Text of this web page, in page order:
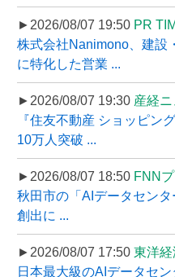
►2026/08/07 19:50 PR
株式会社Nanimono、建設
に特化した営業 ...
►2026/08/07 19:30 産経
『住友不動産 ショッピン
10万人突破 ...
►2026/08/07 18:50 FNN
秋田市の「AIデータセン
創出に ...
►2026/08/07 17:50 東洋
日本最大級のAIデータセ